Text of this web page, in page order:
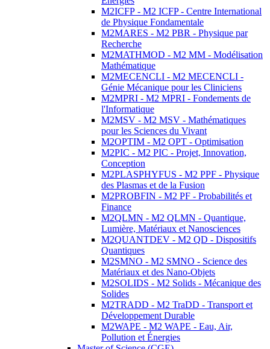
M2ICFP - M2 ICFP - Centre International
de Physique Fondamentale
M2MARES - M2 PBR - Physique par
Recherche
M2MATHMOD - M2 MM - Modélisation
Mathématique
M2MECENCLI - M2 MECENCLI -
Génie Mécanique pour les Cliniciens
M2MPRI - M2 MPRI - Fondements de
l'Informatique
M2MSV - M2 MSV - Mathématiques
pour les Sciences du Vivant
M2OPTIM - M2 OPT - Optimisation
M2PIC - M2 PIC - Projet, Innovation,
Conception
M2PLASPHYFUS - M2 PPF - Physique
des Plasmas et de la Fusion
M2PROBFIN - M2 PF - Probabilités et
Finance
M2QLMN - M2 QLMN - Quantique,
Lumière, Matériaux et Nanosciences
M2QUANTDEV - M2 QD - Dispositifs
Quantiques
M2SMNO - M2 SMNO - Science des
Matériaux et des Nano-Objets
M2SOLIDS - M2 Solids - Mécanique des
Solides
M2TRADD - M2 TraDD - Transport et
Développement Durable
M2WAPE - M2 WAPE - Eau, Air,
Pollution et Énergies